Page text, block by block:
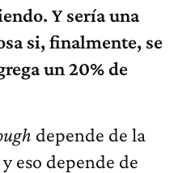
Y sería una
si, finalmente, se
un 20% de
depende de la
eso depende de